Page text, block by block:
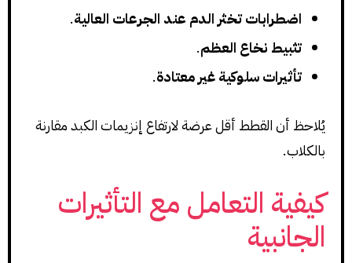
اضطرابات تخثر الدم عند الجرعات العالية.
تثبيط نخاع العظم.
تأثيرات سلوكية غير معتادة.
يُلاحظ أن القطط أقل عرضة لارتفاع إنزيمات الكبد مقارنة
بالكلاب.
كيفية التعامل مع التأثيرات
الجانبية